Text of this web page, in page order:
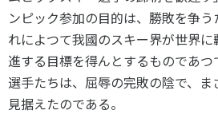
ンピック参加の目的は、勝敗を争
れによつて我國のスキー界が世界
進する目標を得んとするものであつ
選手たちは、屈辱の完敗の陰で、
見据えたのである。